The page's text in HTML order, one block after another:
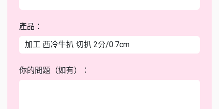
產品：
你的問題（如有）：